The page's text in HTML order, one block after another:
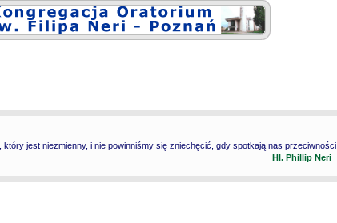
który jest niezmienny, i nie powinniśmy się zniechęcić, gdy spotkają nas przeciwności.
Hl. Phillip Neri